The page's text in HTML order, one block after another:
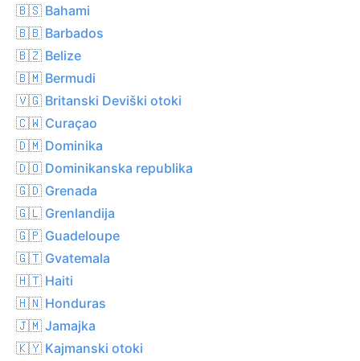
🇧🇸 Bahami
🇧🇧 Barbados
🇧🇿 Belize
🇧🇲 Bermudi
🇻🇬 Britanski Deviški otoki
🇨🇼 Curaçao
🇩🇲 Dominika
🇩🇴 Dominikanska republika
🇬🇩 Grenada
🇬🇱 Grenlandija
🇬🇵 Guadeloupe
🇬🇹 Gvatemala
🇭🇹 Haiti
🇭🇳 Honduras
🇯🇲 Jamajka
🇰🇾 Kajmanski otoki